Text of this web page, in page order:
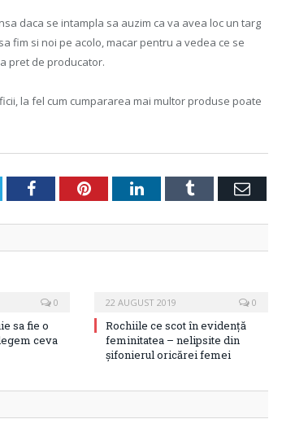
daca se intampla sa auzim ca va avea loc un targ
fim si noi pe acolo, macar pentru a vedea ce se
pret de producator.
la fel cum cumpararea mai multor produse poate
FacebookPinterestLinkedInTumblr Email
0
sa fie o
ceva
22 AUGUST 2019 0
Rochiile ce scot în evidență
feminitatea – nelipsite din
șifonierul oricărei femei